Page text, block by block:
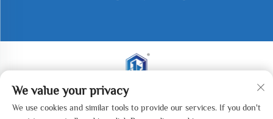
Барлық тәуелсіздіктер сақталады. Құрама 2025 Жиань
ю Вейе (Жинан) Машиналық Технологиясы
We value your privacy
We use cookies and similar tools to provide our services. If you don't